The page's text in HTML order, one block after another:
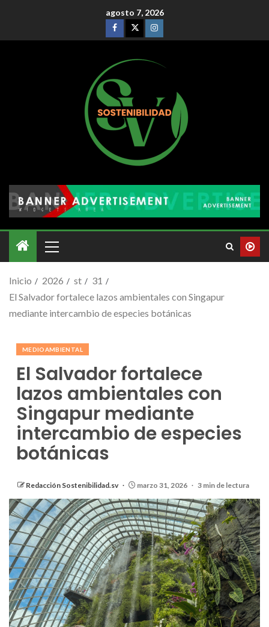
agosto 7, 2026
Inicio 2026 st
31
El Salvador fortalece lazos ambientales con Singapur
mediante intercambio de especies botánicas
MEDIOAMBIENTAL
El Salvador fortalece
lazos ambientales con
Singapur mediante
intercambio de especies
botánicas
Redacción Sostenibilidad.sv marzo 31, 2026 3 min de lectura